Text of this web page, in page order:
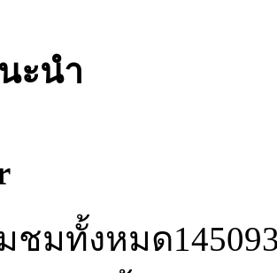
ะนำ
ชมทั้งหมด